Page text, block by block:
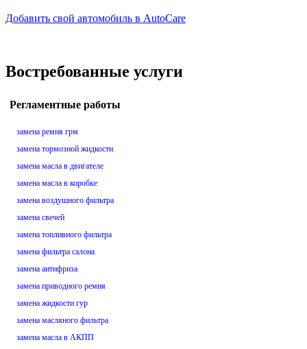
Добавить свой автомобиль в AutoCare
Востребованные услуги
Регламентные работы
замена ремня грм
замена тормозной жидкости
замена масла в двигателе
замена масла в коробке
замена воздушного фильтра
замена свечей
замена топливного фильтра
замена фильтра салона
замена антифриза
замена приводного ремня
замена жидкости гур
замена масляного фильтра
замена масла в АКПП